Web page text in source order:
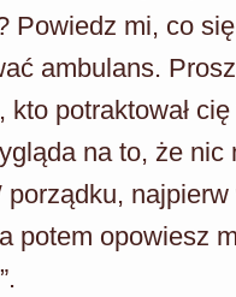
Powiedz mi, co się
ambulans.
kto potraktował
na to, że nic
porządku,
potem opowiesz